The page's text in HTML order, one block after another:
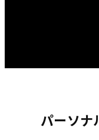
パーソナ